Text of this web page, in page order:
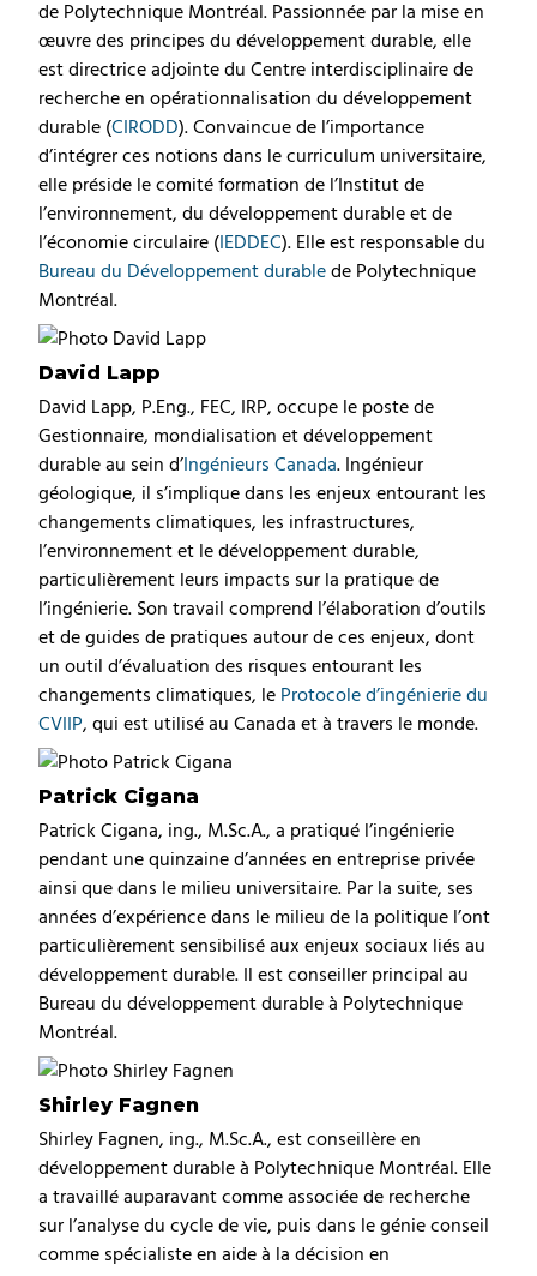
de Polytechnique Montréal. Passionnée par la mise en
œuvre des principes du développement durable, elle
est directrice adjointe du Centre interdisciplinaire de
recherche en opérationnalisation du développement
durable (CIRODD). Convaincue de l’importance
d’intégrer ces notions dans le curriculum universitaire,
elle préside le comité formation de l’Institut de
l’environnement, du développement durable et de
l’économie circulaire ( IEDDEC). Elle est responsable du
Bureau du Développement durable de Polytechnique
Montréal.
David Lapp
David Lapp, P.Eng., FEC, IRP, occupe le poste de
Gestionnaire, mondialisation et développement
durable au sein d’ Ingénieurs Canada. Ingénieur
géologique, il s’implique dans les enjeux entourant les
changements climatiques, les infrastructures,
l’environnement et le développement durable,
particulièrement leurs impacts sur la pratique de
l’ingénierie. Son travail comprend l’élaboration d’outils
et de guides de pratiques autour de ces enjeux, dont
un outil d’évaluation des risques entourant les
changements climatiques, le Protocole d’ingénierie du
CVIIP, qui est utilisé au Canada et à travers le monde.
Patrick Cigana
Patrick Cigana, ing., M.Sc.A., a pratiqué l’ingénierie
pendant une quinzaine d’années en entreprise privée
ainsi que dans le milieu universitaire. Par la suite, ses
années d’expérience dans le milieu de la politique l’ont
particulièrement sensibilisé aux enjeux sociaux liés au
développement durable. Il est conseiller principal au
Bureau du développement durable à Polytechnique
Montréal.
Shirley Fagnen
Shirley Fagnen, ing., M.Sc.A., est conseillère en
développement durable à Polytechnique Montréal. Elle
a travaillé auparavant comme associée de recherche
sur l’analyse du cycle de vie, puis dans le génie conseil
comme spécialiste en aide à la décision en